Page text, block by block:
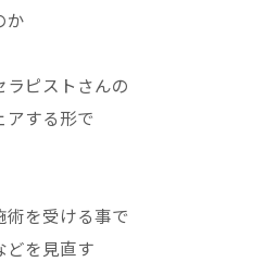
か
ラピストさんの
アする形で
を受ける事で
どを見直す